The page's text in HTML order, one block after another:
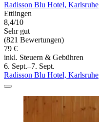
Radisson Blu Hotel, Karlsruhe
Ettlingen
8,4/10
Sehr gut
(821 Bewertungen)
79 €
inkl. Steuern & Gebühren
6. Sept.–7. Sept.
Radisson Blu Hotel, Karlsruhe